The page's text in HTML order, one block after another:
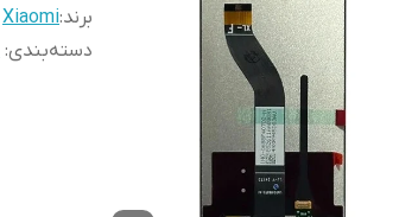
برند:Xiaomi
دسته‌بندی: